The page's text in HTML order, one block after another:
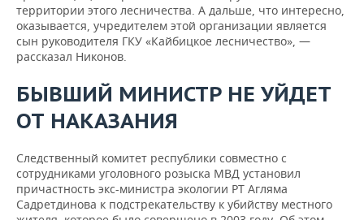
территории этого лесничества. А дальше, что интересно,
оказывается, учредителем этой организации является
сын руководителя ГКУ «Кайбицкое лесничество», —
рассказал Никонов.
БЫВШИЙ МИНИСТР НЕ УЙДЕТ
ОТ НАКАЗАНИЯ
Следственный комитет республики совместно с
сотрудниками уголовного розыска МВД установил
причастность экс-министра экологии РТ Агляма
Садретдинова к подстрекательству к убийству местного